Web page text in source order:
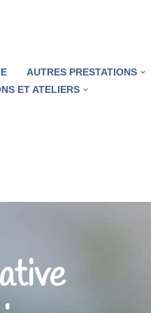
AUTRES PRESTATIONS
ET ATELIERS